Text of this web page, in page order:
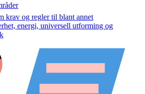
krav og regler til blant annet
energi, universell utforming og